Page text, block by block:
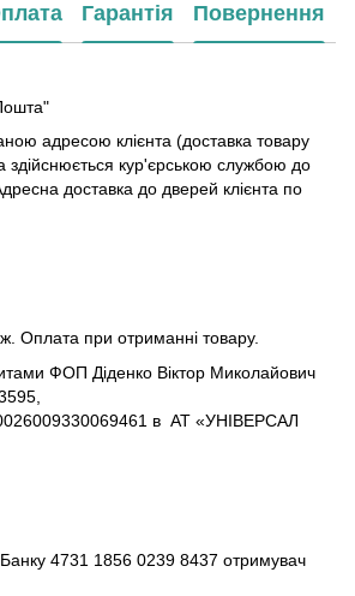
Гарантія Повернення
адресою клієнта (доставка товару
здійснюється кур'єрською службою до
доставка до дверей клієнта по
Оплата при отриманні товару.
ФОП Діденко Віктор Миколайович
в АТ «УНІВЕРСАЛ
4731 1856 0239 8437 отримувач